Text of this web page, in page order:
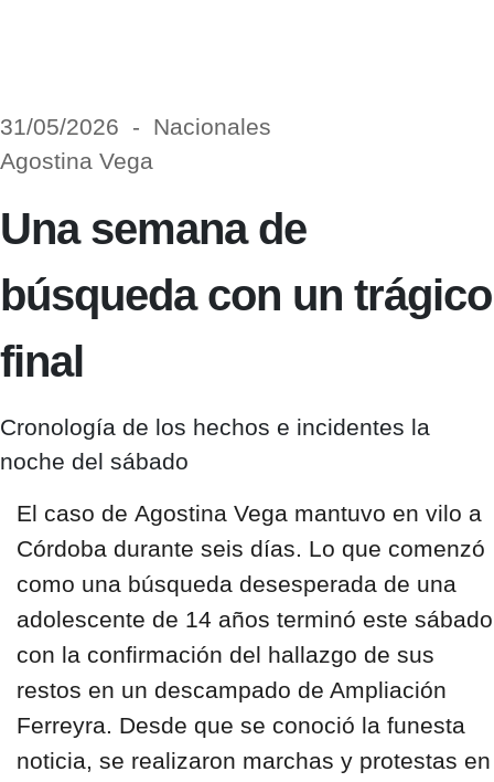
31/05/2026 - Nacionales
Agostina Vega
Una semana de
búsqueda con un trágico
final
Cronología de los hechos e incidentes la
noche del sábado
El caso de Agostina Vega mantuvo en vilo a
Córdoba durante seis días. Lo que comenzó
como una búsqueda desesperada de una
adolescente de 14 años terminó este sábado
con la confirmación del hallazgo de sus
restos en un descampado de Ampliación
Ferreyra. Desde que se conoció la funesta
noticia, se realizaron marchas y protestas en